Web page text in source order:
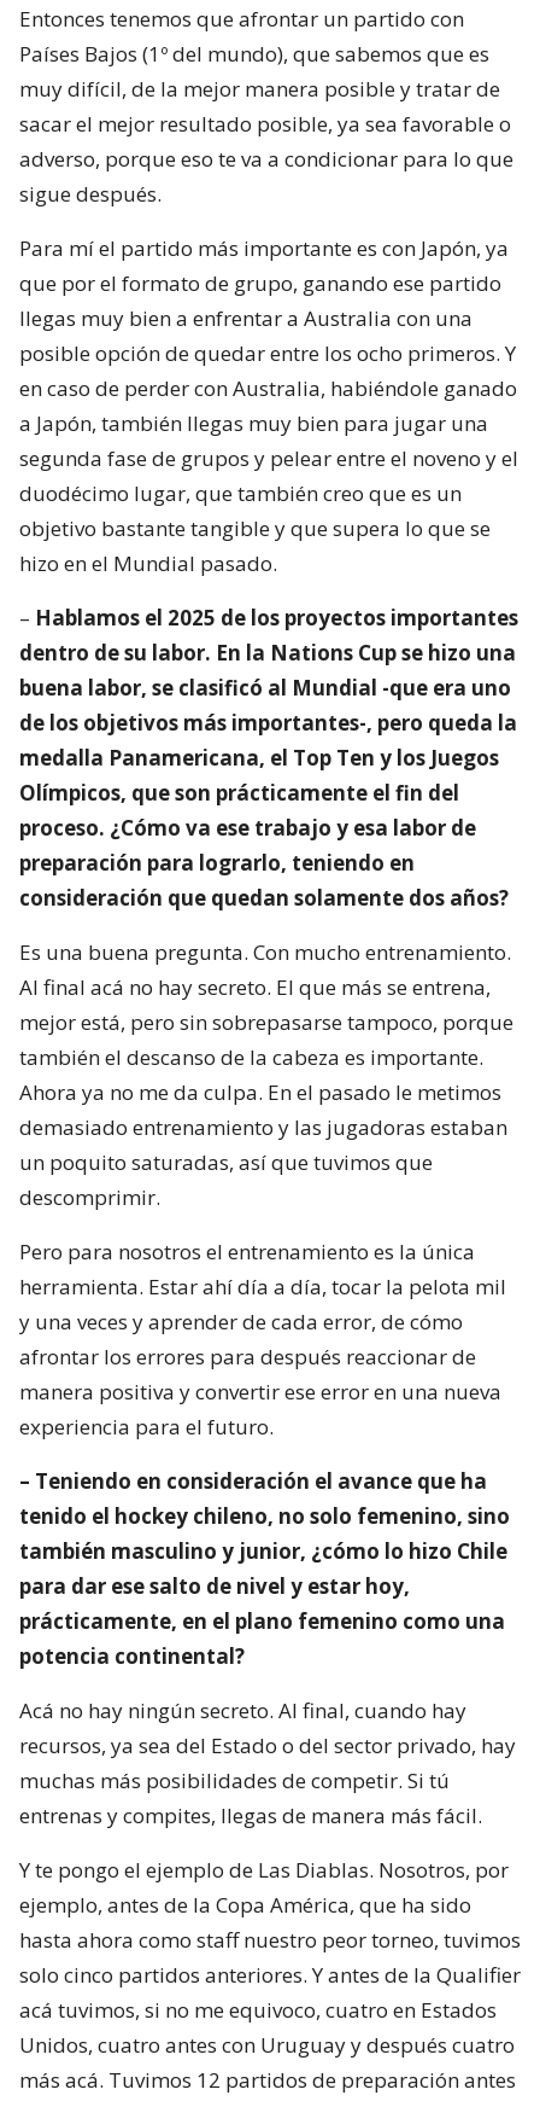
Entonces tenemos que afrontar un partido con
Países Bajos (1º del mundo), que sabemos que es
muy difícil, de la mejor manera posible y tratar de
sacar el mejor resultado posible, ya sea favorable o
adverso, porque eso te va a condicionar para lo que
sigue después.
Para mí el partido más importante es con Japón, ya
que por el formato de grupo, ganando ese partido
llegas muy bien a enfrentar a Australia con una
posible opción de quedar entre los ocho primeros. Y
en caso de perder con Australia, habiéndole ganado
a Japón, también llegas muy bien para jugar una
segunda fase de grupos y pelear entre el noveno y el
duodécimo lugar, que también creo que es un
objetivo bastante tangible y que supera lo que se
hizo en el Mundial pasado.
– Hablamos el 2025 de los proyectos importantes
dentro de su labor. En la Nations Cup se hizo una
buena labor, se clasificó al Mundial -que era uno
de los objetivos más importantes-, pero queda la
medalla Panamericana, el Top Ten y los Juegos
Olímpicos, que son prácticamente el fin del
proceso. ¿Cómo va ese trabajo y esa labor de
preparación para lograrlo, teniendo en
consideración que quedan solamente dos años?
Es una buena pregunta. Con mucho entrenamiento.
Al final acá no hay secreto. El que más se entrena,
mejor está, pero sin sobrepasarse tampoco, porque
también el descanso de la cabeza es importante.
Ahora ya no me da culpa. En el pasado le metimos
demasiado entrenamiento y las jugadoras estaban
un poquito saturadas, así que tuvimos que
descomprimir.
Pero para nosotros el entrenamiento es la única
herramienta. Estar ahí día a día, tocar la pelota mil
y una veces y aprender de cada error, de cómo
afrontar los errores para después reaccionar de
manera positiva y convertir ese error en una nueva
experiencia para el futuro.
– Teniendo en consideración el avance que ha
tenido el hockey chileno, no solo femenino, sino
también masculino y junior, ¿cómo lo hizo Chile
para dar ese salto de nivel y estar hoy,
prácticamente, en el plano femenino como una
potencia continental?
Acá no hay ningún secreto. Al final, cuando hay
recursos, ya sea del Estado o del sector privado, hay
muchas más posibilidades de competir. Si tú
entrenas y compites, llegas de manera más fácil.
Y te pongo el ejemplo de Las Diablas. Nosotros, por
ejemplo, antes de la Copa América, que ha sido
hasta ahora como staff nuestro peor torneo, tuvimos
solo cinco partidos anteriores. Y antes de la Qualifier
acá tuvimos, si no me equivoco, cuatro en Estados
Unidos, cuatro antes con Uruguay y después cuatro
más acá. Tuvimos 12 partidos de preparación antes